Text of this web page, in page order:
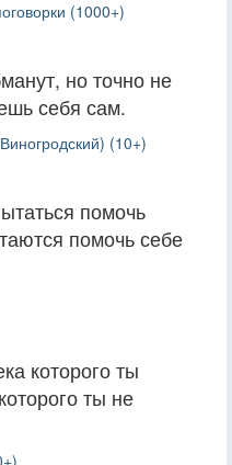
(1000+)
но точно не
себя сам.
(10+)
помочь
помочь себе
которого ты
ты не